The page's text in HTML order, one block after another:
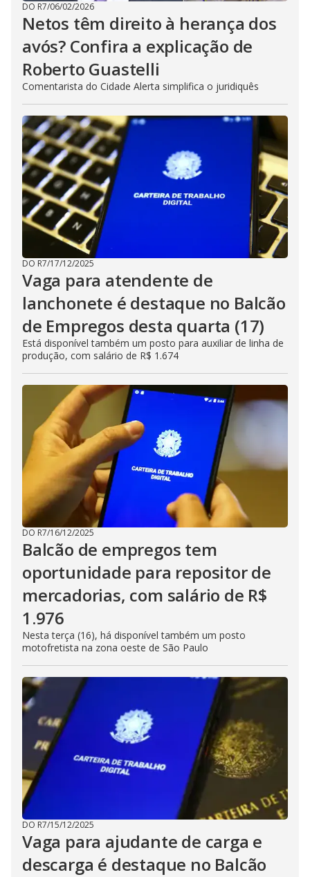
DO R7/06/02/2026
Netos têm direito à herança dos
avós? Confira a explicação de
Roberto Guastelli
Comentarista do Cidade Alerta simplifica o juridiquês
DO R7/17/12/2025
Vaga para atendente de
lanchonete é destaque no Balcão
de Empregos desta quarta (17)
Está disponível também um posto para auxiliar de linha de
produção, com salário de R$ 1.674
DO R7/16/12/2025
Balcão de empregos tem
oportunidade para repositor de
mercadorias, com salário de R$
1.976
Nesta terça (16), há disponível também um posto
motofretista na zona oeste de São Paulo
DO R7/15/12/2025
Vaga para ajudante de carga e
descarga é destaque no Balcão